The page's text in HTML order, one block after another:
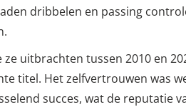
dribbelen en passing
uitbrachten tussen 2010 en
titel. Het zelfvertrouwen was
succes, wat de reputatie